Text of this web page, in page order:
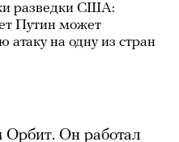
разведки США:
Путин может
атаку на одну из стран
Он работал